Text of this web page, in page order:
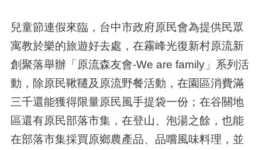
兒童節連假來臨，台中市政府原民會為提供民眾
寓教於樂的旅遊好去處，在霧峰光復新村原流新
創聚落舉辦「原流森友會-We are family」系列活
動，除原民鞦韆及原流野餐活動，在園區消費滿
三千還能獲得限量原民風手提袋一份；在谷關地
區還有原民部落市集，在登山、泡湯之餘，也能
在部落市集採買原鄉農產品、品嚐風味料理，並